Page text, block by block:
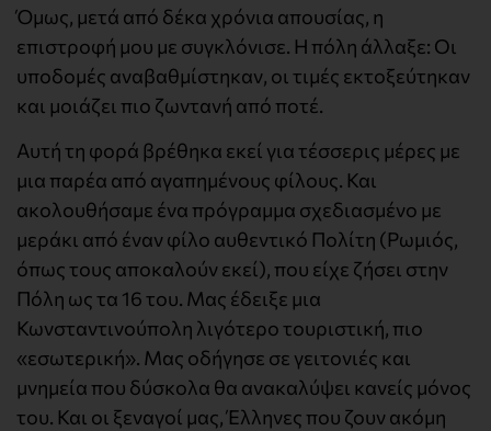
Όμως, μετά από δέκα χρόνια απουσίας, η
επιστροφή μου με συγκλόνισε. Η πόλη άλλαξε: Οι
υποδομές αναβαθμίστηκαν, οι τιμές εκτοξεύτηκαν
και μοιάζει πιο ζωντανή από ποτέ.
Αυτή τη φορά βρέθηκα εκεί για τέσσερις μέρες με
μια παρέα από αγαπημένους φίλους. Και
ακολουθήσαμε ένα πρόγραμμα σχεδιασμένο με
μεράκι από έναν φίλο αυθεντικό Πολίτη (Ρωμιός,
όπως τους αποκαλούν εκεί), που είχε ζήσει στην
Πόλη ως τα 16 του. Μας έδειξε μια
Κωνσταντινούπολη λιγότερο τουριστική, πιο
«εσωτερική». Μας οδήγησε σε γειτονιές και
μνημεία που δύσκολα θα ανακαλύψει κανείς μόνος
του. Και οι ξεναγοί μας, Έλληνες που ζουν ακόμη